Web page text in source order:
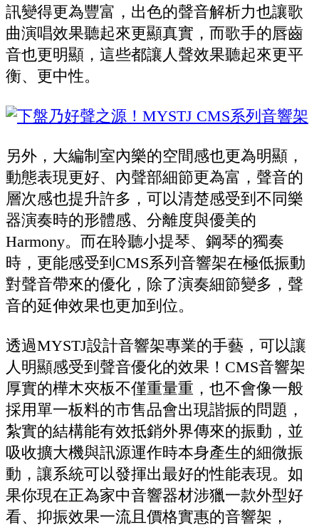
訊變得更為豐富，出色的聲音解析力也讓歌
曲演唱效果聽起來更顯真實，而歌手的唇齒
音也更明顯，這些都讓人聲效果聽起來更平
衡、更中性。
另外，大編制室內樂的空間感也更為明顯，
動態表現更好、內聲部細節更為富，聲音的
層次感也提升許多，可以清楚感受到不同樂
器演奏時的形體感、分離度與優美的
Harmony。而在聆聽小提琴、鋼琴的獨奏
時，更能感受到CMS系列音響架在極低振動
對聲音帶來的優化，除了演奏細節變多，聲
音的延伸效果也更加到位。
透過MYSTJ設計音響架專業的手藝，可以讓
人明顯感受到聲音優化的效果！CMS音響架
厚實的樺木夾板不僅重量重，也不會像一般
採用單一板料的市售品會出現諧振的問題，
紮實的結構能有效抵銷外界傳來的振動，並
吸收擴大機與訊源運作時本身產生的細微振
動，讓系統可以發揮出最好的性能表現。如
果你現在正為家中音響器材涉獵一款外型好
看、抑振效果一流且價格實惠的音響架，